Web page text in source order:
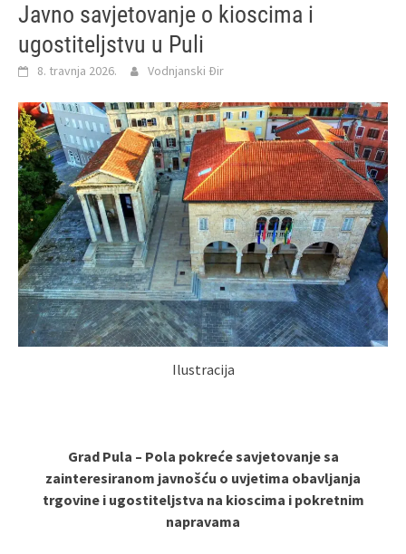
Javno savjetovanje o kioscima i
ugostiteljstvu u Puli
8. travnja 2026. Vodnjanski Đir
Ilustracija
Grad Pula – Pola pokreće savjetovanje sa
zainteresiranom javnošću o uvjetima obavljanja
trgovine i ugostiteljstva na kioscima i pokretnim
napravama